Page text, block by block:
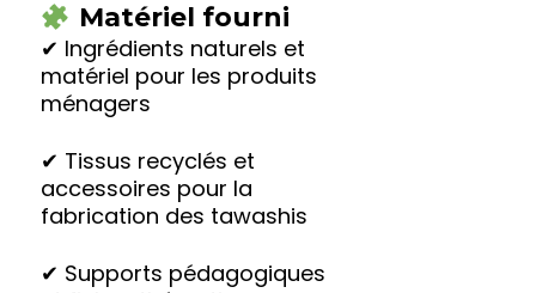
Matériel fourni
✔ Ingrédients naturels et
matériel pour les produits
ménagers
✔ Tissus recyclés et
accessoires pour la
fabrication des tawashis
✔ Supports pédagogiques